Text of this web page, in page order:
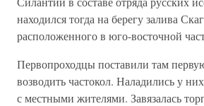
находился тогда на берегу залива
расположенного в юго-восточной
Первопроходцы поставили там
возводить частокол. Наладились у
с местными жителями. Завязалась